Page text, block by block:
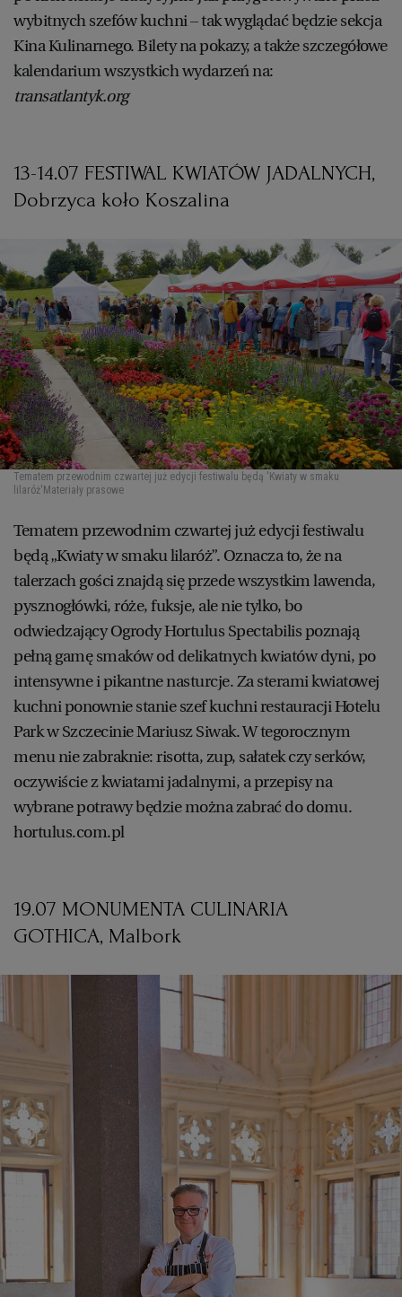
wybitnych szefów kuchni – tak wyglądać będzie sekcja
Kina Kulinarnego. Bilety na pokazy, a także szczegółowe
kalendarium wszystkich wydarzeń na:
transatlantyk.org
13-14.07 FESTIWAL KWIATÓW JADALNYCH,
Dobrzyca koło Koszalina
Tematem przewodnim czwartej już edycji festiwalu będą 'Kwiaty w smaku
lilaróż' Materiały prasowe
Tematem przewodnim czwartej już edycji festiwalu
będą „Kwiaty w smaku lilaróż”. Oznacza to, że na
talerzach gości znajdą się przede wszystkim lawenda,
pysznogłówki, róże, fuksje, ale nie tylko, bo
odwiedzający Ogrody Hortulus Spectabilis poznają
pełną gamę smaków od delikatnych kwiatów dyni, po
intensywne i pikantne nasturcje. Za sterami kwiatowej
kuchni ponownie stanie szef kuchni restauracji Hotelu
Park w Szczecinie Mariusz Siwak. W tegorocznym
menu nie zabraknie: risotta, zup, sałatek czy serków,
oczywiście z kwiatami jadalnymi, a przepisy na
wybrane potrawy będzie można zabrać do domu.
hortulus.com.pl
19.07 MONUMENTA CULINARIA
GOTHICA, Malbork